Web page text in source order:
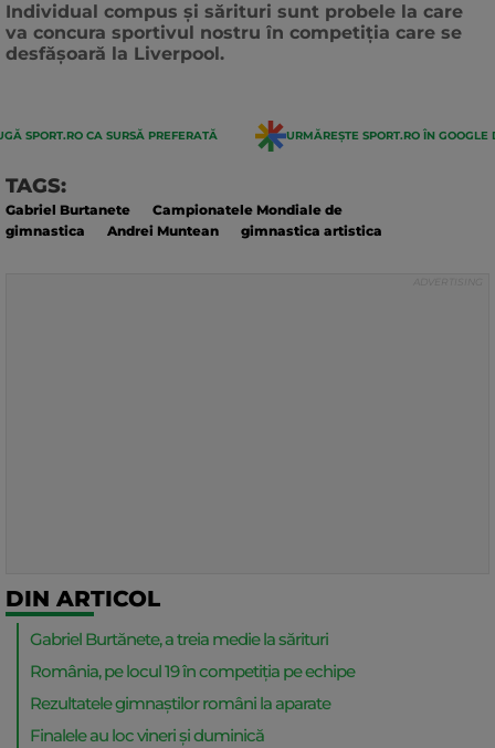
Individual compus și sărituri sunt probele la care
va concura sportivul nostru în competiția care se
desfășoară la Liverpool.
SPORT.RO CA SURSĂ PREFERATĂ URMĂREȘTE SPORT.RO ÎN GOOGLE
TAGS:
Gabriel Burtanete
Campionatele Mondiale de
gimnastica
Andrei Muntean gimnastica artistica
DIN ARTICOL
Gabriel Burtănete, a treia medie la sărituri
România, pe locul 19 în competiția pe echipe
Rezultatele gimnaștilor români la aparate
Finalele au loc vineri și duminică